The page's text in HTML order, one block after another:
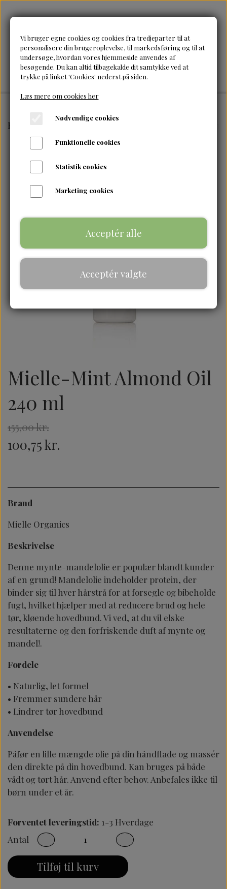
Forside Mielle Organics
Mielle-Mint Almond Oil
240 ml
155,00 kr.
100,75 kr.
Brand
Mielle Organics
Beskrivelse
Denne mynte-mandelolie er populær blandt kunder
af en grund! Mandelolie indeholder protein, der
binder sig til hver hårstrå for at forsegle og bibeholde
fugt, hvilket hjælper med at reducere brud og hele
tør, kløende hovedbund. Vi ved, at du vil elske
resultaterne og den forfriskende duft af mynte og
mandel!.
Fordele
• Naturlig, let formel
• Fremmer sundere hår
• Lindrer tør hovedbund
Anvendelse
Påfør en lille mængde olie på din håndflade og massér
den direkte på din hovedbund. Kan bruges på både
vådt og tørt hår. Anvend efter behov. Anbefales ikke til
børn under et år.
Forventet leveringstid: 1-3 Hverdage
Antal
Tilføj til kurv
Vi bruger egne cookies og cookies fra tredjeparter til at
personalisere din brugeroplevelse, til markedsføring og til at
undersøge, hvordan vores hjemmeside anvendes af
besøgende. Du kan altid tilbagekalde dit samtykke ved at
trykke på linket 'Cookies' nederst på siden.
Læs mere om cookies her
Nødvendige cookies
Funktionelle cookies
Statistik cookies
Marketing cookies
Acceptér alle
Acceptér valgte